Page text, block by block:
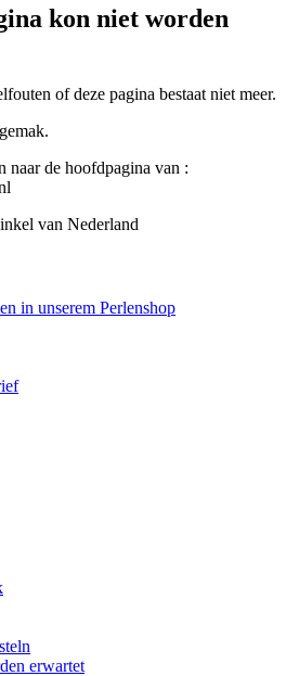
kon niet worden
of deze pagina bestaat niet meer.
naar de hoofdpagina van :
van Nederland
in unserem Perlenshop
erwartet